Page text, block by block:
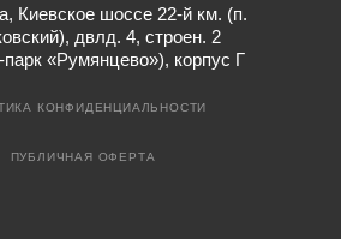
Киевское шоссе 22-й км. (п.
двлд. 4, строен. 2
парк «Румянцево»), корпус Г
КОНФИДЕНЦИАЛЬНОСТИ
ПУБЛИЧНАЯ ОФЕРТА